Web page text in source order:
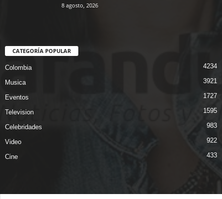
8 agosto, 2026
CATEGORÍA POPULAR
Colombia 4234
Musica 3921
Eventos 1727
Television 1595
Celebridades 983
Video 922
Cine 433